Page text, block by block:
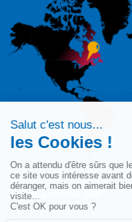
Suivez-nous sur